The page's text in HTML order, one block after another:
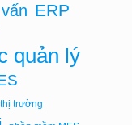
ERP
quản lý
trường